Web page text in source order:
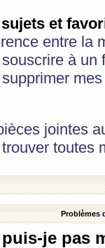
et
entre la
à
jointes
toutes
Problèmes
je pas